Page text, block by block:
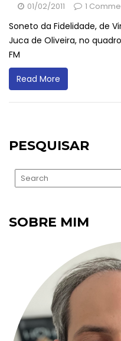
01/02/2011
1
Soneto da Fidelidade, de
Juca de Oliveira, no
FM
Read More
PESQUISAR
SOBRE MIM